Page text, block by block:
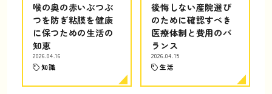
喉の奥の赤いぶつぶ
つを防ぎ粘膜を健康
に保つための生活の
知恵
2026.04.16
知識
後悔しない産院選び
のために確認すべき
医療体制と費用のバ
ランス
2026.04.15
生活